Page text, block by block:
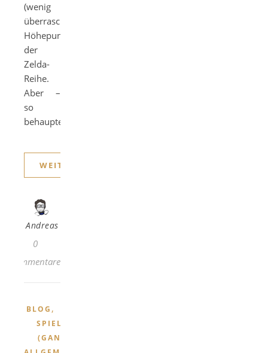
(wenig
überraschend) der
Höhepunkt
der
Zelda-
Reihe.
Aber –
so
behaupte…
WEITERLESEN
Andreas
0
Kommentare
BLOG ,
SPIELE
(GANZ